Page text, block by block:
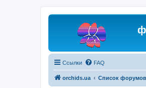
Ссылки FAQ
orchids.ua Список форумов